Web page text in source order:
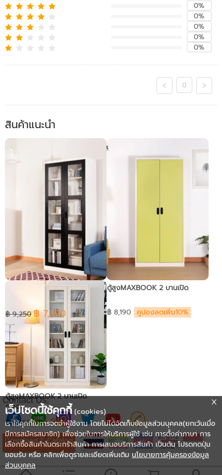
0%
0%
0%
0%
0%
0
สินค้าแนะนำ
ตู้สูงMAXBOOK 2 บานเปิด
กระจก ลึก40ซม.
฿ 9,250 ฿ 7,390
ตู้สูงMAXBOOK 2 บานเปิด
฿ 8,190 คูปองลดเพิ่ม10%
ตู้สูงMAXBOOK 2 บานเปิด
กระจก
฿ 8,460 ฿ 6,855
Contact Us:
Download E-Catalog
เว็ปไซดนี้ใช้คุกกี้ (cookies)
เราใช้คุกกี้ในการจดจำผู้ใช้งาน โดยไม่ได้จัดเก็บข้อมูลส่วนบุคคล(ยกเว้นเมื่อ
มีการสมัครสมาชิก) เพื่อช่วยในการให้บริการผู้ใช้ เช่น การตั้งค่าภาษา การ
เลือกซื้อสินค้าในตระกร้าสินค้า การเสนอบริการสินค้า เป็นต้น โปรดกดปุ่ม
ยอมรับ หรือ คลิกเพื่อดูรายละเอียดเพิ่มเติม นโยบายการคุ้มครองข้อมูล
ส่วนบุคคล